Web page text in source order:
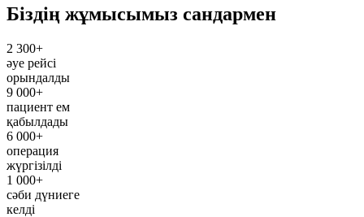
Біздің жұмысымыз сандармен
2 300+
әуе рейсі
орындалды
9 000+
пациент ем
қабылдады
6 000+
операция
жүргізілді
1 000+
сәби дүниеге
келді